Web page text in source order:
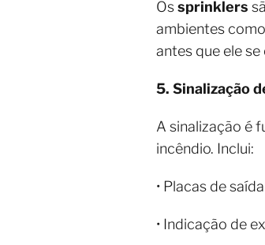
Ossprinklers
ambientes
antes que ele se
5. Sinalização
A sinalização é
incêndio. Inclui:
• Placas de
• Indicação de